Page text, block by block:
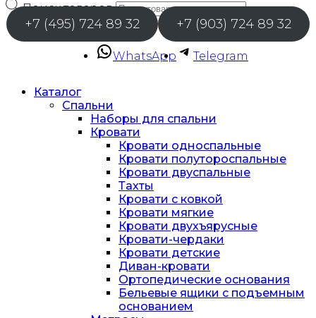
Поиск товаров
+7 (495) 724 89 32 +7 (903) 724 89 32
WhatsApp Telegram
Каталог
Спальни
Наборы для спальни
Кровати
Кровати односпальные
Кровати полутороспальные
Кровати двуспальные
Тахты
Кровати с ковкой
Кровати мягкие
Кровати двухъярусные
Кровати-чердаки
Кровати детские
Диван-кровати
Ортопедические основания
Бельевые ящики с подъемным
основанием